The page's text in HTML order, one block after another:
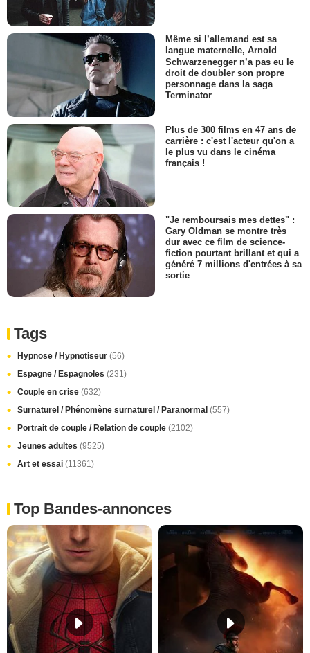
Même si l’allemand est sa
langue maternelle, Arnold
Schwarzenegger n’a pas eu le
droit de doubler son propre
personnage dans la saga
Terminator
Plus de 300 films en 47 ans de
carrière : c'est l'acteur qu'on a
le plus vu dans le cinéma
français !
"Je remboursais mes dettes" :
Gary Oldman se montre très
dur avec ce film de science-
fiction pourtant brillant et qui a
généré 7 millions d'entrées à sa
sortie
Tags
Hypnose / Hypnotiseur (56)
Espagne / Espagnoles (231)
Couple en crise (632)
Surnaturel / Phénomène surnaturel / Paranormal (557)
Portrait de couple / Relation de couple (2102)
Jeunes adultes (9525)
Art et essai (11361)
Top Bandes-annonces